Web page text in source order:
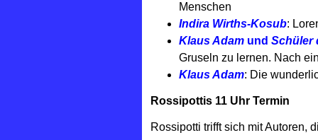
Menschen
Indira Wirths-Kosub:
Klaus Adam und Schüler
Gruseln zu lernen. Nach
Klaus Adam: Die
Rossipottis 11 Uhr Termin
Rossipotti trifft sich mit Autoren,